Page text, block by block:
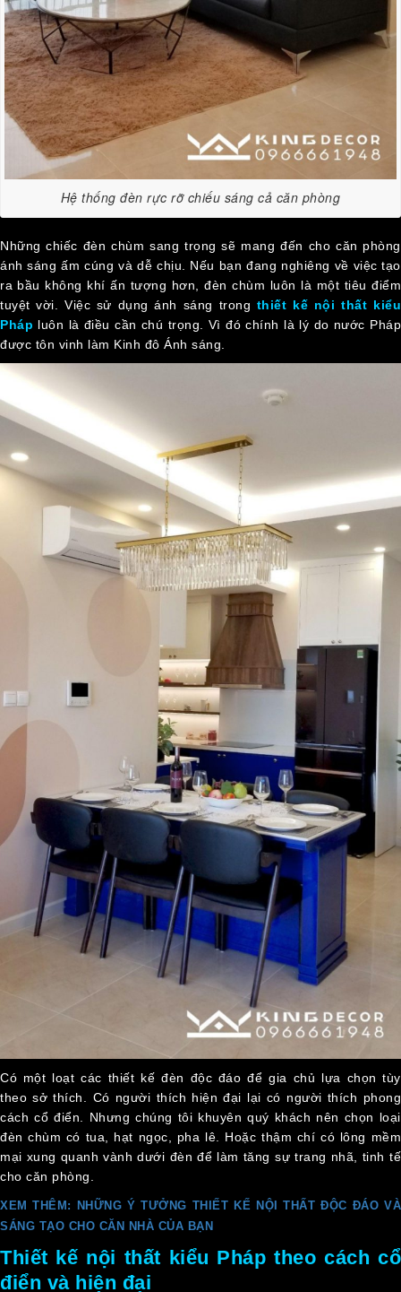
Hệ thống đèn rực rỡ chiếu sáng cả căn phòng
Những chiếc đèn chùm sang trọng sẽ mang đến cho căn phòng
ánh sáng ấm cúng và dễ chịu. Nếu bạn đang nghiêng về việc tạo
ra bầu không khí ấn tượng hơn, đèn chùm luôn là một tiêu điểm
tuyệt vời. Việc sử dụng ánh sáng trong thiết kế nội thất kiểu
Pháp luôn là điều cần chú trọng. Vì đó chính là lý do nước Pháp
được tôn vinh làm Kinh đô Ánh sáng.
Có một loạt các thiết kế đèn độc đáo để gia chủ lựa chọn tùy
theo sở thích. Có người thích hiện đại lại có người thích phong
cách cổ điển. Nhưng chúng tôi khuyên quý khách nên chọn loại
đèn chùm có tua, hạt ngọc, pha lê. Hoặc thậm chí có lông mềm
mại xung quanh vành dưới đèn để làm tăng sự trang nhã, tinh tế
cho căn phòng.
XEM THÊM: NHỮNG Ý TƯỞNG THIẾT KẾ NỘI THẤT ĐỘC ĐÁO VÀ
SÁNG TẠO CHO CĂN NHÀ CỦA BẠN
Thiết kế nội thất kiểu Pháp theo cách cổ
điển và hiện đại